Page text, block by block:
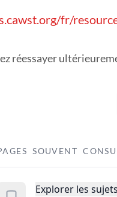
fr/
réessayer
SOUVENT
Explorer les sujets